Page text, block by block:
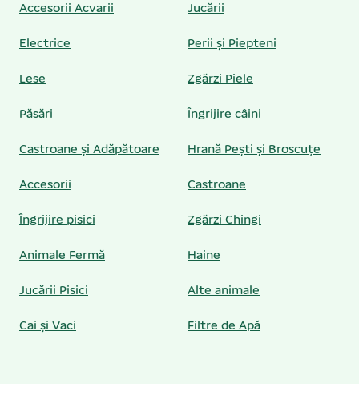
Accesorii Acvarii Jucării
Electrice Perii și Piepteni
Lese Zgărzi Piele
Păsări Îngrijire câini
Castroane și Adăpătoare Hrană Pești și Broscuțe
Accesorii Castroane
Îngrijire pisici Zgărzi Chingi
Animale Fermă Haine
Jucării Pisici Alte animale
Cai și Vaci Filtre de Apă